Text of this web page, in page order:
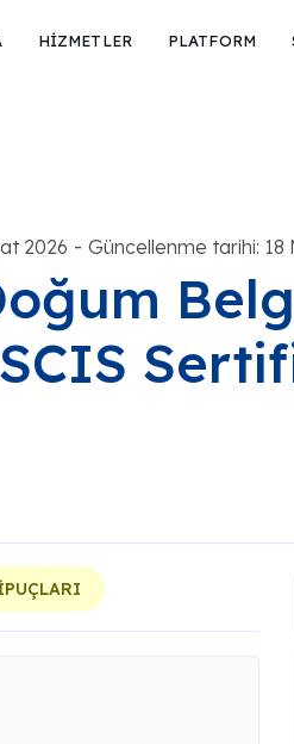
HİZMETLER PLATFORM
2026 - Güncellenme tarihi: 18